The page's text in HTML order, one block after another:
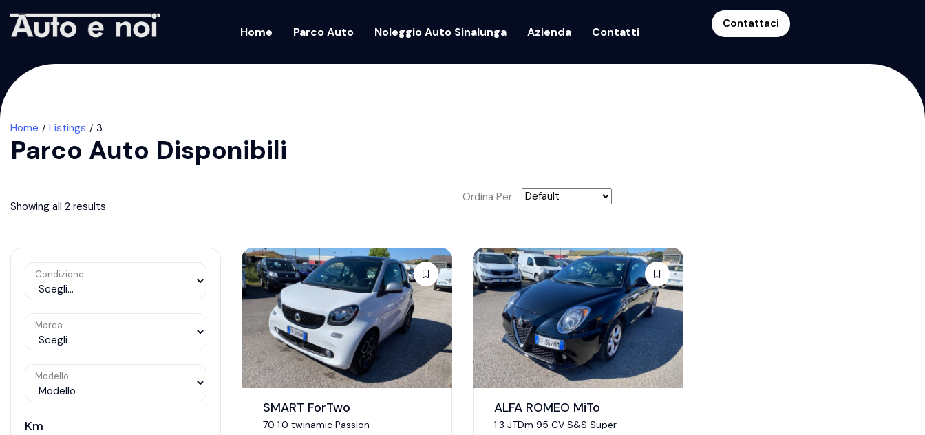
Home Parco Auto Noleggio Auto Sinalunga Azienda Contatti
Contattaci
Home Listings 3
Parco Auto Disponibili
Showing all 2 results
Ordina Per
Condizione
Marca
Modello
Km
SMART ForTwo
70 1.0 twinamic Passion
ALFA ROMEO MiTo
1.3 JTDm 95 CV S&S Super